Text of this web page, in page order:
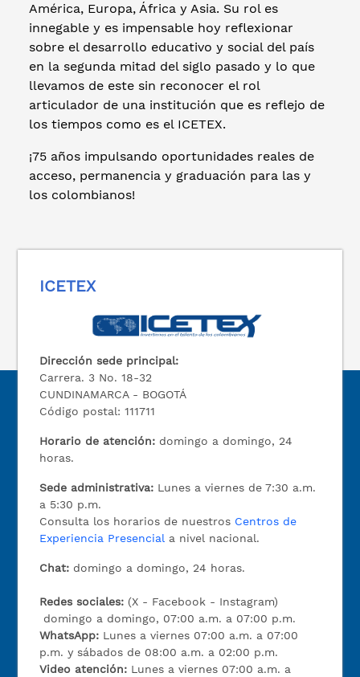
América, Europa, África y Asia. Su rol es
innegable y es impensable hoy reflexionar
sobre el desarrollo educativo y social del país
en la segunda mitad del siglo pasado y lo que
llevamos de este sin reconocer el rol
articulador de una institución que es reflejo de
los tiempos como es el ICETEX.
¡75 años impulsando oportunidades reales de
acceso, permanencia y graduación para las y
los colombianos!
ICETEX
Dirección sede principal:
Carrera. 3 No. 18-32
CUNDINAMARCA - BOGOTÁ
Código postal: 111711
Horario de atención: domingo a domingo, 24
horas.
Sede administrativa: Lunes a viernes de 7:30 a.m.
a 5:30 p.m.
Consulta los horarios de nuestros Centros de
Experiencia Presencial a nivel nacional.
Chat: domingo a domingo, 24 horas.
Redes sociales: (X - Facebook - Instagram)
domingo a domingo, 07:00 a.m. a 07:00 p.m.
WhatsApp: Lunes a viernes 07:00 a.m. a 07:00
p.m. y sábados de 08:00 a.m. a 02:00 p.m.
Video atención: Lunes a viernes 07:00 a.m. a